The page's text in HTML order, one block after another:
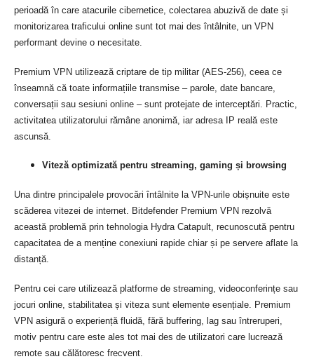
perioadă în care atacurile cibernetice, colectarea abuzivă de date și
monitorizarea traficului online sunt tot mai des întâlnite, un VPN
performant devine o necesitate.
Premium VPN utilizează criptare de tip militar (AES-256), ceea ce
înseamnă că toate informațiile transmise – parole, date bancare,
conversații sau sesiuni online – sunt protejate de interceptări. Practic,
activitatea utilizatorului rămâne anonimă, iar adresa IP reală este
ascunsă.
Viteză optimizată pentru streaming, gaming și browsing
Una dintre principalele provocări întâlnite la VPN-urile obișnuite este
scăderea vitezei de internet. Bitdefender Premium VPN rezolvă
această problemă prin tehnologia Hydra Catapult, recunoscută pentru
capacitatea de a menține conexiuni rapide chiar și pe servere aflate la
distanță.
Pentru cei care utilizează platforme de streaming, videoconferințe sau
jocuri online, stabilitatea și viteza sunt elemente esențiale. Premium
VPN asigură o experiență fluidă, fără buffering, lag sau întreruperi,
motiv pentru care este ales tot mai des de utilizatori care lucrează
remote sau călătoresc frecvent.